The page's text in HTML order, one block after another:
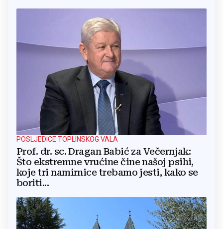
POSLJEDICE TOPLINSKOG VALA
Prof. dr. sc. Dragan Babić za Večernjak:
Što ekstremne vrućine čine našoj psihi,
koje tri namirnice trebamo jesti, kako se
boriti...